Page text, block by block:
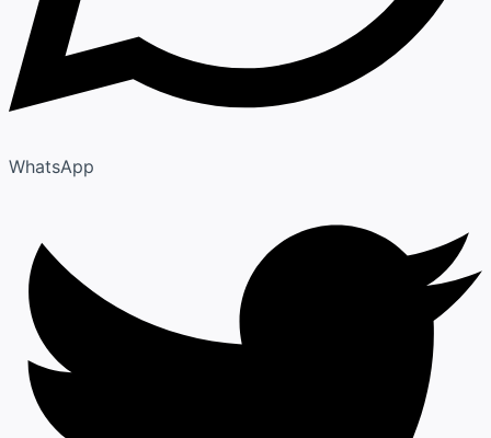
WhatsApp